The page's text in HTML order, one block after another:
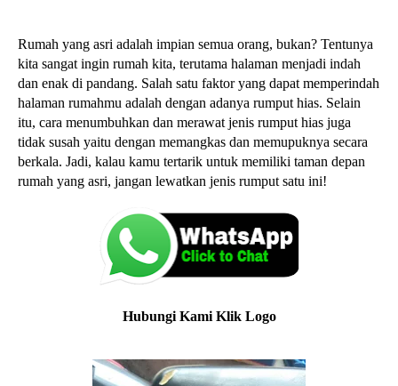
Rumah yang asri adalah impian semua orang, bukan? Tentunya
kita sangat ingin rumah kita, terutama halaman menjadi indah
dan enak di pandang. Salah satu faktor yang dapat memperindah
halaman rumahmu adalah dengan adanya rumput hias. Selain
itu, cara menumbuhkan dan merawat jenis rumput hias juga
tidak susah yaitu dengan memangkas dan memupuknya secara
berkala. Jadi, kalau kamu tertarik untuk memiliki taman depan
rumah yang asri, jangan lewatkan jenis rumput satu ini!
Hubungi Kami Klik Logo